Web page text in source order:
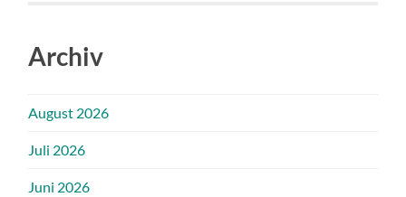
Archiv
August 2026
Juli 2026
Juni 2026